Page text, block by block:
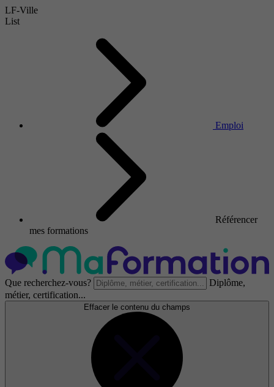
LF-Ville
List
Emploi
Référencer
mes formations
Que recherchez-vous?
Diplôme,
métier, certification...
Effacer le contenu du champs